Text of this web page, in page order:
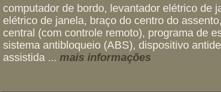
computador de bordo, levantador elétrico de
elétrico de janela, braço do centro do
central (com controle remoto), programa de
sistema antibloqueio (ABS), dispositivo
assistida ... mais informações